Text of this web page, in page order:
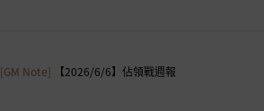
[GM Note] 【2026/6/6】佔領戰週報